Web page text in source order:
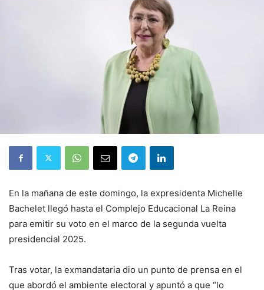
En la mañana de este domingo, la expresidenta Michelle
Bachelet llegó hasta el Complejo Educacional La Reina
para emitir su voto en el marco de la segunda vuelta
presidencial 2025.
Tras votar, la exmandataria dio un punto de prensa en el
que abordó el ambiente electoral y apuntó a que “lo